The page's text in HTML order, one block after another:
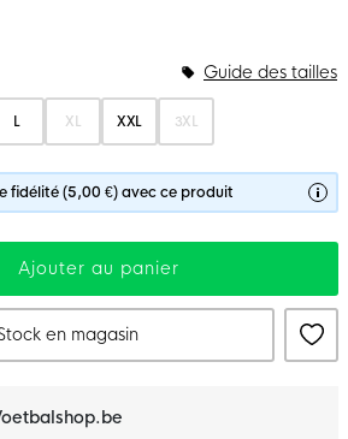
L XL XXL 3XL
Guide des tailles
fidélité (5,00 €) avec ce produit
Ajouter au panier
en magasin